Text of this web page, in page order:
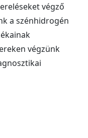
végző
a szénhidrogén
végzünk